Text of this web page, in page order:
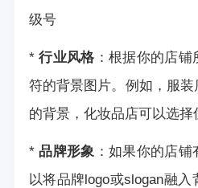
级号
*行业风格 ：根据你的店
符的背景图片。例如，服
的背景，化妆品店可以选择
*品牌形象 ：如果你的店
以将品牌logo或slogan融